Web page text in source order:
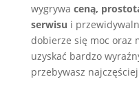
wygrywa ceną,
serwisu i
dobierze się moc oraz
uzyskać bardzo
przebywasz